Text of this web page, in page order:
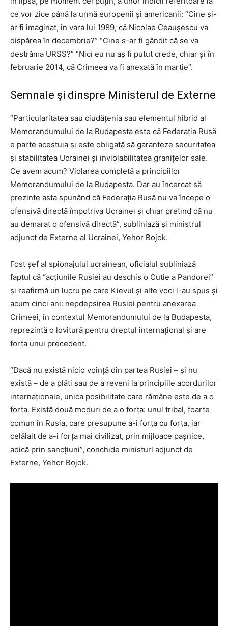
ce vor zice până la urmă europenii și americanii: “Cine și-
ar fi imaginat, în vara lui 1989, că Nicolae Ceaușescu va
dispărea în decembrie?” “Cine s-ar fi gândit că se va
destrăma URSS?” “Nici eu nu aș fi putut crede, chiar și în
februarie 2014, că Crimeea va fi anexată în martie”.
Semnale și dinspre Ministerul de Externe
“Particularitatea sau ciudățenia sau elementul hibrid al
Memorandumului de la Budapesta este că Federația Rusă
e parte acestuia și este obligată să garanteze securitatea
și stabilitatea Ucrainei și inviolabilitatea granițelor sale.
Ce avem acum? Violarea completă a principiilor
Memorandumului de la Budapesta. Dar au încercat să
prezinte asta spunând că Federația Rusă nu va începe o
ofensivă directă împotriva Ucrainei și chiar pretind că nu
au demarat o ofensivă directă”, subliniază și ministrul
adjunct de Externe al Ucrainei, Yehor Bojok.
Fost șef al spionajului ucrainean, oficialul subliniază
faptul că “acțiunile Rusiei au deschis o Cutie a Pandorei”
și reafirmă un lucru pe care Kievul și alte voci l-au spus și
acum cinci ani: nepdepsirea Rusiei pentru anexarea
Crimeei, în contextul Memorandumului de la Budapesta,
reprezintă o lovitură pentru dreptul internațional și are
forța unui precedent.
“Dacă nu există nicio voință din partea Rusiei – și nu
există – de a plăti sau de a reveni la principiile acordurilor
internaționale, unica posibilitate care rămâne este de a o
forța. Există două moduri de a o forța: unul tribal, foarte
comun în Rusia, care presupune a-i forța cu forța, iar
celălalt de a-i forța mai civilizat, prin mijloace pașnice,
adică prin sancțiuni”, conchide ministurl adjunct de
Externe, Yehor Bojok.